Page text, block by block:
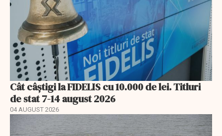
Cât câștigi la FIDELIS cu 10.000 de lei. Titluri
de stat 7-14 august 2026
04 AUGUST 2026